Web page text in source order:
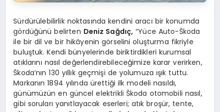
Sürdürülebilirlik noktasında kendini aracı bir konumda
gördüğünü belirten Deniz Sağdıç, “Yüce Auto-Škoda
ile bir dil ve bir hikâyenin görselini oluşturma fikriyle
buluştuk. Kendi bünyelerinde biriktirdikleri kurumsal
atıklarını nasıl değerlendirebileceğimize karar verirken,
Škoda’nın 130 yıllık geçmişi de yolumuza ışık tuttu.
Markanın 1894 yılında ürettiği ilk modeli nasıldı,
günümüzün en güncel elektrikli Škoda otomobili nasıl,
gibi soruları yanıtlayacak eserleri; atık broşür, tente,